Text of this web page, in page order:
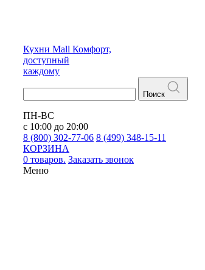
Кухни Mall Комфорт,
доступный
каждому
Поиск
ПН-ВС
с 10:00 до 20:00
8 (800) 302-77-06 8 (499) 348-15-11
КОРЗИНА
0 товаров. Заказать звонок
Меню